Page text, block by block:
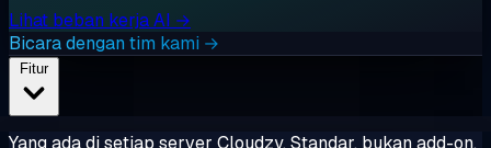
Lihat beban kerja AI →
Bicara dengan tim kami →
Fitur
Yang ada di setiap server Cloudzy. Standar, bukan add-on.